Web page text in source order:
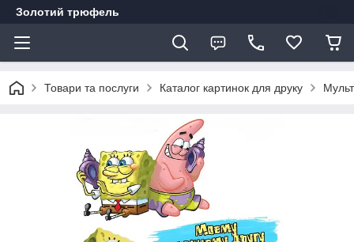
Золотий трюфель
Товари та послуги Каталог картинок для друку